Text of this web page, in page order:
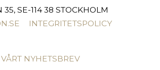
SE-114 38 STOCKHOLM
INTEGRITETSPOLICY
NYHETSBREV